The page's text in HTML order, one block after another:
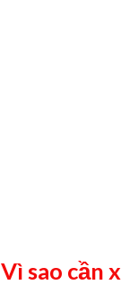
Vì sao cần